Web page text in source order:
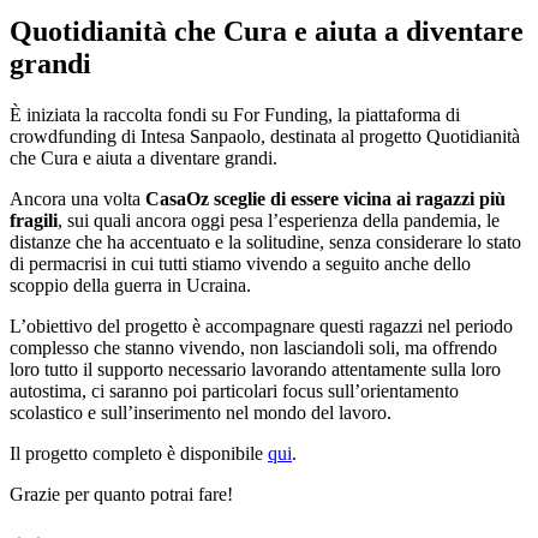
Quotidianità che Cura e aiuta a diventare
grandi
È iniziata la raccolta fondi su For Funding, la piattaforma di
crowdfunding di Intesa Sanpaolo, destinata al progetto Quotidianità
che Cura e aiuta a diventare grandi.
Ancora una volta CasaOz sceglie di essere vicina ai ragazzi più
fragili, sui quali ancora oggi pesa l’esperienza della pandemia, le
distanze che ha accentuato e la solitudine, senza considerare lo stato
di permacrisi in cui tutti stiamo vivendo a seguito anche dello
scoppio della guerra in Ucraina.
L’obiettivo del progetto è accompagnare questi ragazzi nel periodo
complesso che stanno vivendo, non lasciandoli soli, ma offrendo
loro tutto il supporto necessario lavorando attentamente sulla loro
autostima, ci saranno poi particolari focus sull’orientamento
scolastico e sull’inserimento nel mondo del lavoro.
Il progetto completo è disponibile qui.
Grazie per quanto potrai fare!